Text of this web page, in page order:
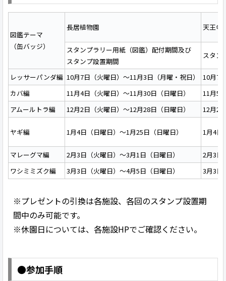
図鑑テーマ
（缶バッジ）
長居植物園 天王寺
スタンプラリー用紙（図鑑）配付期間及び
スタンプ設置期間
スタン
レッサーパンダ編 10月7日（火曜日）～11月3日（月曜・祝日）
10月7
カバ編
11月4日（火曜日）～11月30日（日曜日）
11月5
アムールトラ編
12月2日（火曜日）～12月28日（日曜日） 12月2
ヤギ編 1月4日（日曜日）～1月25日（日曜日） 1月4日
マレーグマ編 2月3日（火曜日）～3月1日（日曜日）
2月3日
ワシミミズク編
3月3日（火曜日）～4月5日（日曜日） 3月3日
※プレゼントの引換は各施設、各回のスタンプ設置期
間中のみ可能です。
※休園日については、各施設HPでご確認ください。
●参加手順